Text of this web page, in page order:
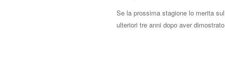
Se la prossima stagione lo merita
ulteriori tre anni dopo aver